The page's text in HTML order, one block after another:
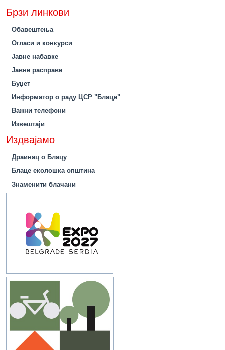
Брзи линкови
Обавештења
Огласи и конкурси
Јавне набавке
Јавне расправе
Буџет
Информатор о раду ЦСР "Блаце"
Важни телефони
Извештаји
Издвајамо
Драинац о Блацу
Блаце еколошка општина
Знаменити блачани